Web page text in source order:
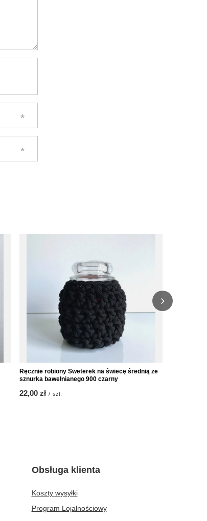
Ręcznie robiony Sweterek na świecę średnią ze
sznurka bawełnianego 900 czarny
22,00 zł / szt.
Obsługa klienta
Koszty wysyłki
Program Lojalnościowy